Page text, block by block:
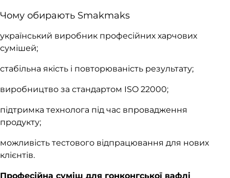
Чому обирають Smakmaks
український виробник професійних харчових
сумішей;
стабільна якість і повторюваність результату;
виробництво за стандартом ISO 22000;
підтримка технолога під час впровадження
продукту;
можливість тестового відпрацювання для нових
клієнтів.
Професійна суміш для гонконгської вафлі